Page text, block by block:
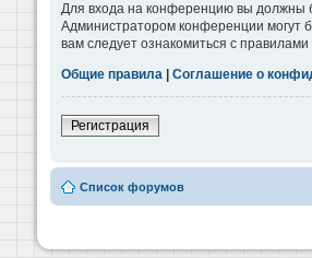
Для входа на конференцию вы должны
Администратором конференции могут
вам следует ознакомиться с
Общие правила
Соглашение о
Регистрация
Список форумов